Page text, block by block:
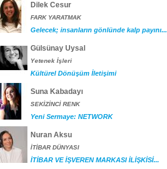
Dilek Cesur
FARK YARATMAK
Gelecek; insanların gönlünde kalp payını...
Gülsünay Uysal
Yetenek İşleri
Kültürel Dönüşüm İletişimi
Suna Kabadayı
SEKİZİNCİ RENK
Yeni Sermaye: NETWORK
Nuran Aksu
İTİBAR DÜNYASI
İTİBAR VE İŞVEREN MARKASI İLİŞKİSİ...